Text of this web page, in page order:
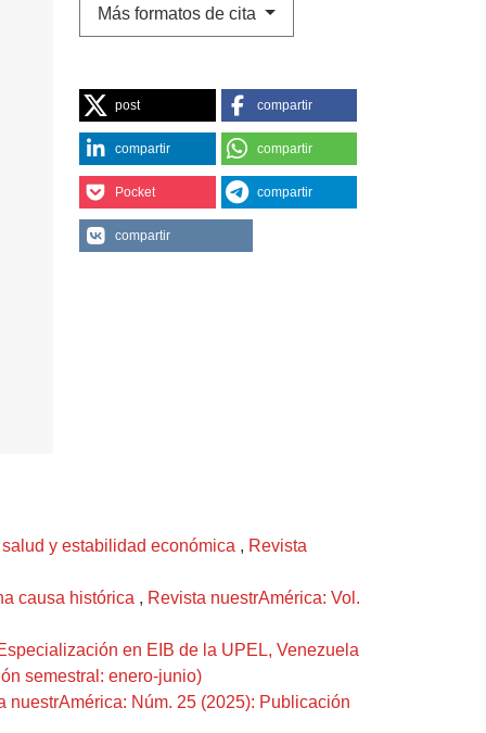
Más formatos de cita
post compartir
compartir compartir
Pocket compartir
compartir
y estabilidad económica , Revista
causa histórica , Revista nuestrAmérica: Vol.
en EIB de la UPEL, Venezuela
semestral: enero-junio)
nuestrAmérica: Núm. 25 (2025): Publicación